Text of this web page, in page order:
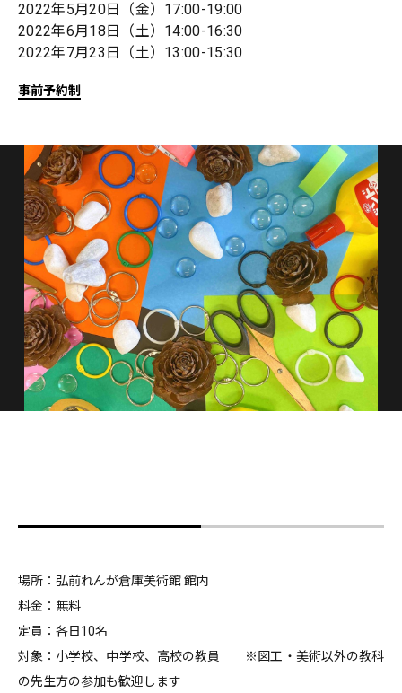
2022年5月20日（金）17:00-19:00
2022年6月18日（土）14:00-16:30
2022年7月23日（土）13:00-15:30
事前予約制
場所：弘前れんが倉庫美術館 館内
料金：無料
定員：各日10名
対象：小学校、中学校、高校の教員 ※図工・美術以外の教科
の先生方の参加も歓迎します